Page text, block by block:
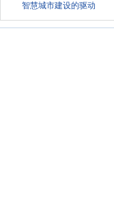
智慧城市建设的驱动